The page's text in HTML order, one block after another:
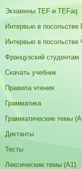
Экзамены TEF и TEFaq
Интервью в
Интервью в
Французский студентам
Скачать учебник
Правила чтения
Грамматика
Грамматические темы
Диктанты
Тесты
Лексические темы (А1)